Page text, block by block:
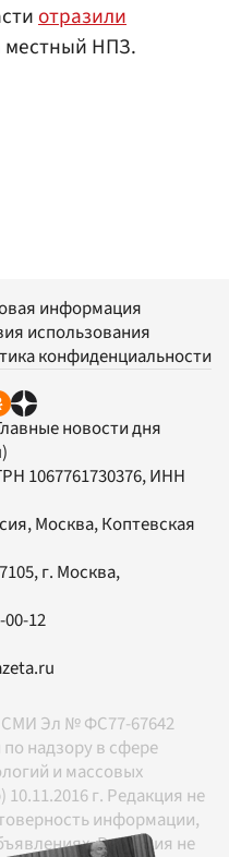
отразили
местный НПЗ.
информация
использования
конфиденциальности
новости дня
1067761730376, ИНН
Москва, Коптевская
, г. Москва,
00-12
СМИ Эл № ФС77-67642
надзору в сфере
и массовых
г. Редакция не
информации,
Редакция не